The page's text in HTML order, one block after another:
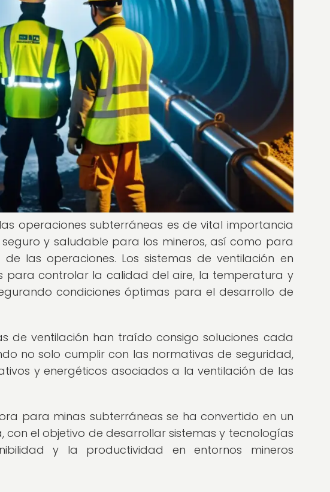
operaciones subterráneas es de vital importancia
y saludable para los mineros, así como para
las operaciones. Los sistemas de ventilación en
para controlar la calidad del aire, la temperatura y
condiciones óptimas para el desarrollo de
de ventilación han traído consigo soluciones cada
no solo cumplir con las normativas de seguridad,
y energéticos asociados a la ventilación de las
para minas subterráneas se ha convertido en un
el objetivo de desarrollar sistemas y tecnologías
y la productividad en entornos mineros